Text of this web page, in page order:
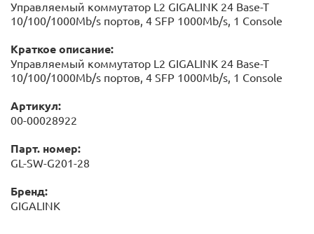
Управляемый коммутатор L2 GIGALINK 24 Base-T
10/100/1000Mb/s портов, 4 SFP 1000Mb/s, 1 Console
Краткое описание:
Управляемый коммутатор L2 GIGALINK 24 Base-T
10/100/1000Mb/s портов, 4 SFP 1000Mb/s, 1 Console
Артикул:
00-00028922
Парт. номер:
GL-SW-G201-28
Бренд:
GIGALINK